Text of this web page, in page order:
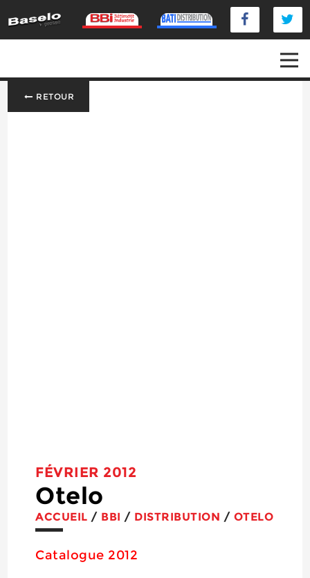
RETOUR
FÉVRIER 2012
Otelo
ACCUEIL / BBI / DISTRIBUTION / OTELO
Catalogue 2012